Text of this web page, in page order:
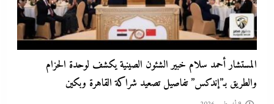
مصر تتجه لإسناد تطوير “الجفيرة” بالساحل الشمالي لمستثمر إماراتي بقيمة
135 مليار جنيه